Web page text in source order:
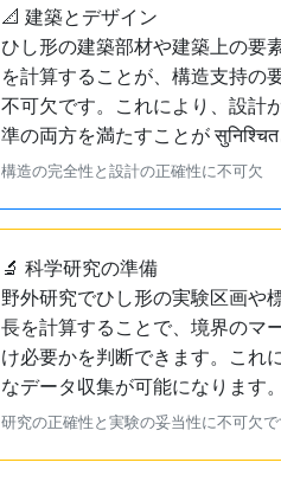
📐 建築とデザイン
ひし形の建築部材や建築上の要
を計算することが、構造支持の
不可欠です。これにより、設計
準の両方を満たすことが सुनिश्चित
構造の完全性と設計の正確性に不可欠
🔬 科学研究の準備
野外研究でひし形の実験区画や
長を計算することで、境界のマ
け必要かを判断できます。これ
なデータ収集が可能になります。
研究の正確性と実験の妥当性に不可欠で